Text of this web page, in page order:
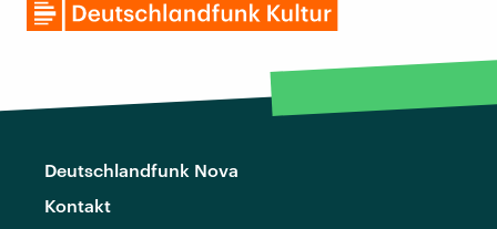
Deutschlandfunk Nova
Kontakt